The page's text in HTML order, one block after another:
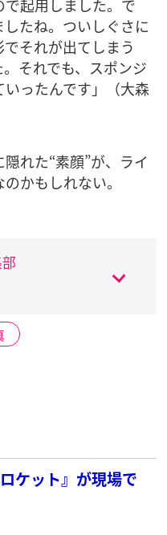
起用しました。で
たね。ついしぐさに
それが出てしまう
それでも、スポンジ
ったんです」（大森
れた“素顔”が、ライ
かもしれない。
ケット』が現場で